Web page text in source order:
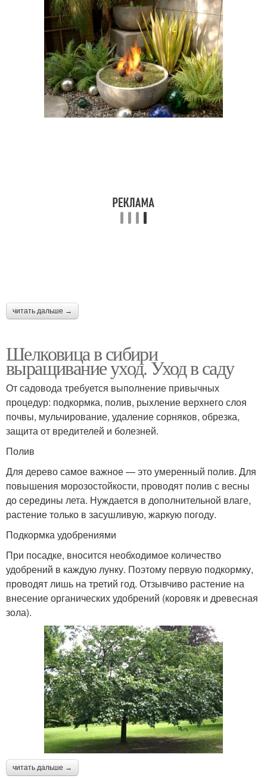
читать дальше →
Шелковица в сибири
выращивание уход. Уход в саду
От садовода требуется выполнение привычных
процедур: подкормка, полив, рыхление верхнего слоя
почвы, мульчирование, удаление сорняков, обрезка,
защита от вредителей и болезней.
Полив
Для дерево самое важное — это умеренный полив. Для
повышения морозостойкости, проводят полив с весны
до середины лета. Нуждается в дополнительной влаге,
растение только в засушливую, жаркую погоду.
Подкормка удобрениями
При посадке, вносится необходимое количество
удобрений в каждую лунку. Поэтому первую подкормку,
проводят лишь на третий год. Отзывчиво растение на
внесение органических удобрений (коровяк и древесная
зола).
читать дальше →